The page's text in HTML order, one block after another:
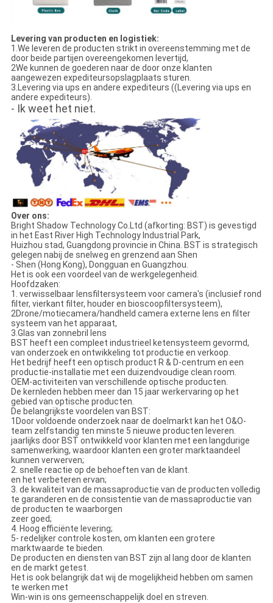
Levering van producten en logistiek:
1.We leveren de producten strikt in overeenstemming met de
door beide partijen overeengekomen levertijd,
2We kunnen de goederen naar de door onze klanten
aangewezen expediteursopslagplaats sturen.
3.Levering via ups en andere expediteurs ((Levering via ups en
andere expediteurs).
- Ik weet het niet.
Over ons:
Bright Shadow Technology Co.Ltd (afkorting: BST) is gevestigd
in het East River High Technology Industrial Park,
Huizhou stad, Guangdong provincie in China. BST is strategisch
gelegen nabij de snelweg en grenzend aan Shen
- Shen (Hong Kong), Dongguan en Guangzhou.
Het is ook een voordeel van de werkgelegenheid.
Hoofdzaken:
1. verwisselbaar lensfiltersysteem voor camera's (inclusief rond
filter, vierkant filter, houder en bioscoopfiltersysteem),
2Drone/motiecamera/handheld camera externe lens en filter
systeem van het apparaat,
3.Glas van zonnebril lens
BST heeft een compleet industrieel ketensysteem gevormd,
van onderzoek en ontwikkeling tot productie en verkoop.
Het bedrijf heeft een optisch product R & D-centrum en een
productie-installatie met een duizendvoudige clean room.
OEM-activiteiten van verschillende optische producten.
De kernleden hebben meer dan 15 jaar werkervaring op het
gebied van optische producten.
De belangrijkste voordelen van BST:
1Door voldoende onderzoek naar de doelmarkt kan het O&O-
team zelfstandig ten minste 5 nieuwe producten leveren.
jaarlijks door BST ontwikkeld voor klanten met een langdurige
samenwerking, waardoor klanten een groter marktaandeel
kunnen verwerven;
2. snelle reactie op de behoeften van de klant.
en het verbeteren ervan;
3. de kwaliteit van de massaproductie van de producten volledig
te garanderen en de consistentie van de massaproductie van
de producten te waarborgen
zeer goed;
4. Hoog efficiënte levering;
5- redelijker controle kosten, om klanten een grotere
marktwaarde te bieden.
De producten en diensten van BST zijn al lang door de klanten
en de markt getest.
Het is ook belangrijk dat wij de mogelijkheid hebben om samen
te werken met
Win-win is ons gemeenschappelijk doel en streven.